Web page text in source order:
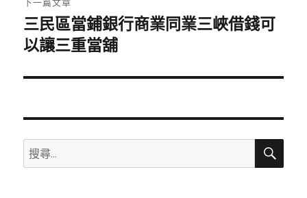
下
一
文
三民區當鋪銀行商業同業三峽借錢可
以讓三重當舖
搜
尋
搜